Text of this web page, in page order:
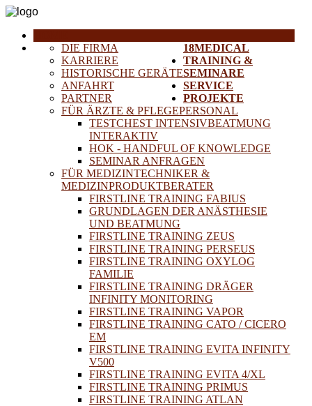
18MEDICAL
DIE FIRMA
KARRIERE
HISTORISCHE GERÄTE
ANFAHRT
PARTNER
TRAINING &
SEMINARE
FÜR ÄRZTE & PFLEGEPERSONAL
TESTCHEST INTENSIVBEATMUNG
INTERAKTIV
HOK - HANDFUL OF KNOWLEDGE
SEMINAR ANFRAGEN
FÜR MEDIZINTECHNIKER &
MEDIZINPRODUKTBERATER
FIRSTLINE TRAINING FABIUS
GRUNDLAGEN DER ANÄSTHESIE
UND BEATMUNG
FIRSTLINE TRAINING ZEUS
FIRSTLINE TRAINING PERSEUS
FIRSTLINE TRAINING OXYLOG
FAMILIE
FIRSTLINE TRAINING DRÄGER
INFINITY MONITORING
FIRSTLINE TRAINING VAPOR
FIRSTLINE TRAINING CATO / CICERO
EM
FIRSTLINE TRAINING EVITA INFINITY
V500
FIRSTLINE TRAINING EVITA 4/XL
FIRSTLINE TRAINING PRIMUS
FIRSTLINE TRAINING ATLAN
SERVICE
PROJEKTE